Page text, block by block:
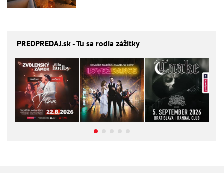
PREDPREDAJ.sk - Tu sa rodia zážitky